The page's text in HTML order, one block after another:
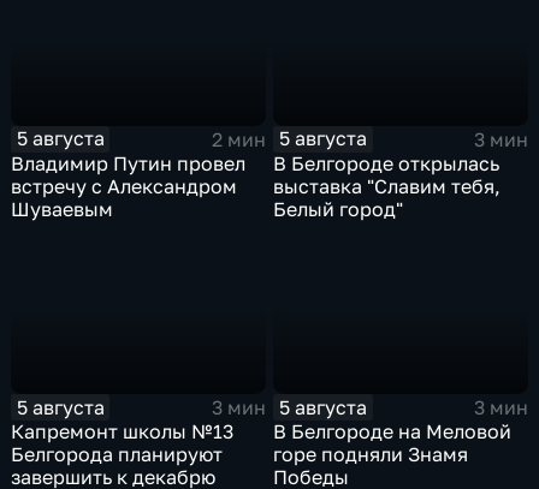
5 августа
2 мин
Владимир Путин провел
встречу с Александром
Шуваевым
5 августа
3 мин
В Белгороде открылась
выставка "Славим тебя,
Белый город"
5 августа
3 мин
Капремонт школы №13
Белгорода планируют
завершить к декабрю
5 августа
3 мин
В Белгороде на Меловой
горе подняли Знамя
Победы